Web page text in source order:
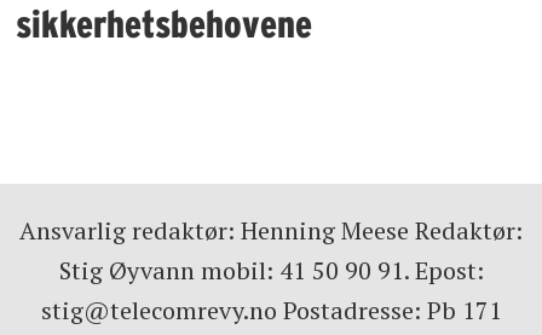
sikkerhetsbehovene
Ansvarlig redaktør: Henning Meese Redaktør:
Stig Øyvann mobil: 41 50 90 91. Epost:
stig@telecomrevy.no Postadresse: Pb 171